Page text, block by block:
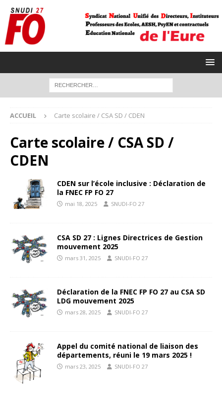
ACCUEIL Carte scolaire / CSA SD / CDEN
Carte scolaire / CSA SD /
CDEN
CDEN sur l’école inclusive : Déclaration de
la FNEC FP FO 27
mai 18, 2025 SNUDI-FO 27
CSA SD 27 : Lignes Directrices de Gestion
mouvement 2025
mars 31, 2025 SNUDI-FO 27
Déclaration de la FNEC FP FO 27 au CSA SD
LDG mouvement 2025
mars 28, 2025 SNUDI-FO 27
Appel du comité national de liaison des
départements, réuni le 19 mars 2025 !
mars 23, 2025 SNUDI-FO 27